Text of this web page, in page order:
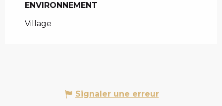
ENVIRONNEMENT
ENVIRONNEMENT
Village
Signaler une erreur